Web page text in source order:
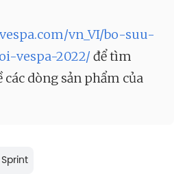
vn_VI/bo-suu-
vespa-2022/ để tìm
dòng sản phẩm của